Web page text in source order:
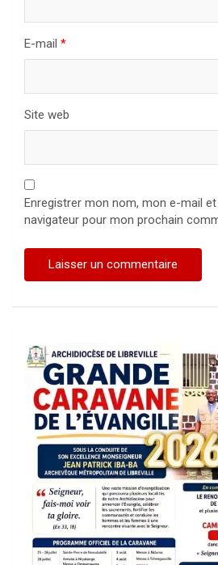
E-mail *
Site web
Enregistrer mon nom, mon e-mail
navigateur pour mon prochain